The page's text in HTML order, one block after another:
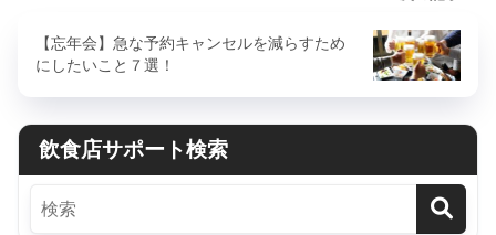
【忘年会】急な予約キャンセルを減らすため
にしたいこと７選！
飲食店サポート検索